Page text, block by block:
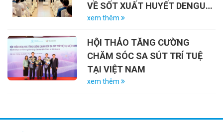
VỀ SỐT XUẤT HUYẾT DENGUE
VÀ VAI TRÒ CỦA VẮC-XIN
xem thêm
HỘI THẢO TĂNG CƯỜNG
CHĂM SÓC SA SÚT TRÍ TUỆ
TẠI VIỆT NAM
xem thêm